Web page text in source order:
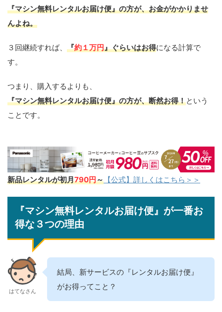
『マシン無料レンタルお届け便』の方が、お金がかかりませ
んよね。
３回継続すれば、 『約１万円』ぐらいはお得になる計算で
す。
つまり、購入するよりも、
『マシン無料レンタルお届け便』の方が、断然お得！という
ことです。
新品レンタルが初月790円～ 【公式】詳しくはこちら＞＞
『マシン無料レンタルお届け便』が一番お
得な３つの理由
はてなさん
結局、新サービスの『レンタルお届け便』
がお得ってこと？